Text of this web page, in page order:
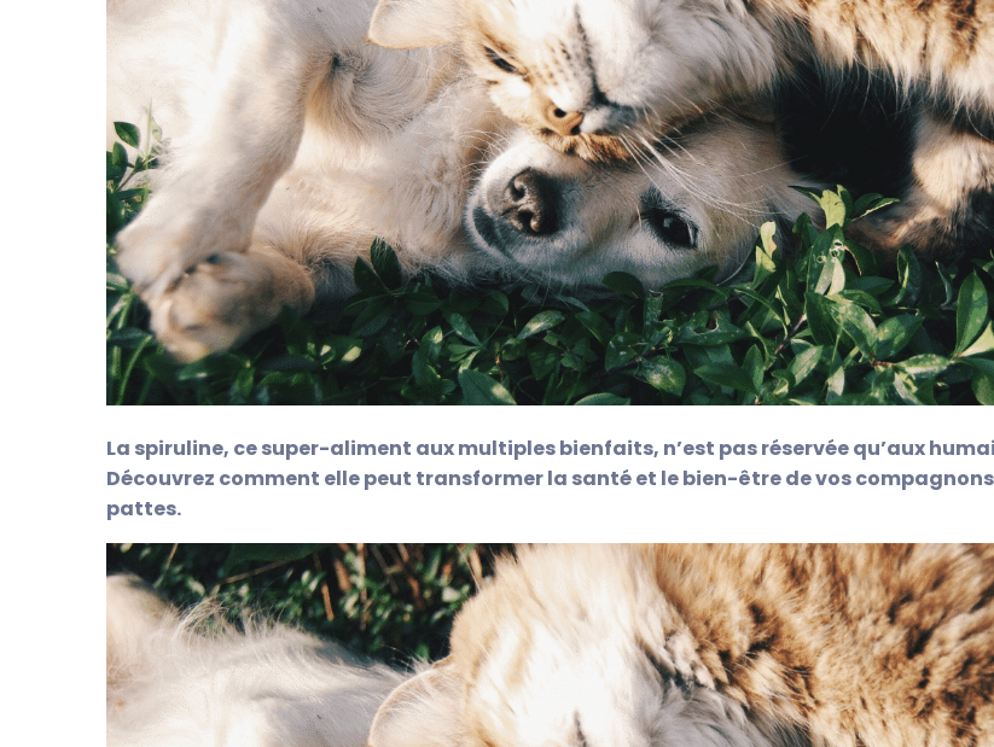
La spiruline, ce super-aliment aux multiples bienfaits, n’est pas réservée qu’aux
Découvrez comment elle peut transformer la santé et le bien-être de vos
pattes.